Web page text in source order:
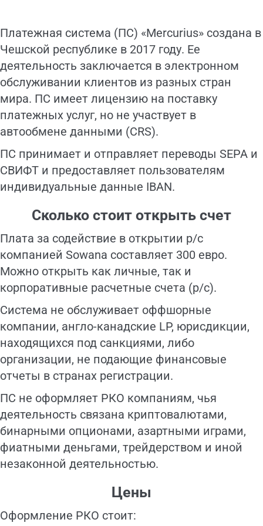
Платежная система (ПС) «Mercurius» создана в
Чешской республике в 2017 году. Ее
деятельность заключается в электронном
обслуживании клиентов из разных стран
мира. ПС имеет лицензию на поставку
платежных услуг, но не участвует в
автообмене данными (CRS).
ПС принимает и отправляет переводы SEPA и
СВИФТ и предоставляет пользователям
индивидуальные данные IBAN.
Сколько стоит открыть счет
Плата за содействие в открытии р/с
компанией Sowana составляет 300 евро.
Можно открыть как личные, так и
корпоративные расчетные счета (р/с).
Система не обслуживает оффшорные
компании, англо-канадские LP, юрисдикции,
находящихся под санкциями, либо
организации, не подающие финансовые
отчеты в странах регистрации.
ПС не оформляет РКО компаниям, чья
деятельность связана криптовалютами,
бинарными опционами, азартными играми,
фиатными деньгами, трейдерством и иной
незаконной деятельностью.
Цены
Оформление РКО стоит: